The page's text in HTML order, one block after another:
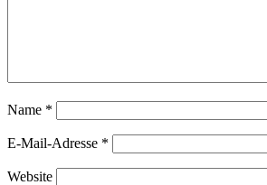
Name *
E-Mail-Adresse *
Website